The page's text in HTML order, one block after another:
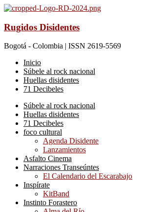
Rugidos Disidentes
Bogotá - Colombia | ISSN 2619-5569
Inicio
Súbele al rock nacional
Huellas disidentes
71 Decibeles
Súbele al rock nacional
Huellas disidentes
71 Decibeles
foco cultural
Agenda Disidente
Lanzamientos
Asfalto Cinema
Narraciones Transeúntes
El Calendario del Escarabajo
Inspírate
KitBand
Instinto Forastero